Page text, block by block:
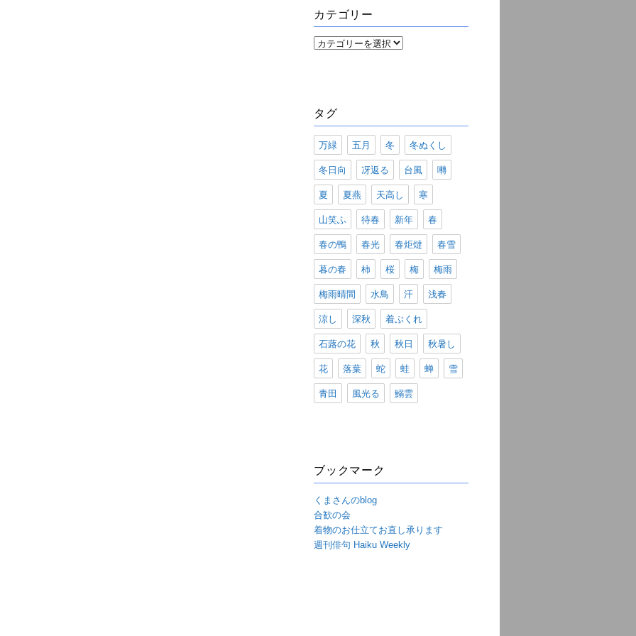
カテゴリー
カ
タグ
万緑 五月 冬 冬ぬくし
冬日向 冴返る 台風 囀
夏 夏燕 天高し 寒
山笑ふ 待春 新年 春
春の鴨 春光 春炬燵 春雪
暮の春 柿 桜 梅 梅雨
梅雨晴間 水鳥 汗 浅春
涼し 深秋 着ぶくれ
石蕗の花 秋 秋日 秋暑し
花 落葉 蛇 蛙 蝉 雪
青田 風光る 鰯雲
ブックマーク
くまさんのblog
合歓の会
着物のお仕立てお直し承ります
週刊俳句 Haiku Weekly